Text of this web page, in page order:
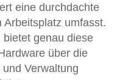
eine durchdachte
Arbeitsplatz umfasst.
bietet genau diese
über die
Verwaltung